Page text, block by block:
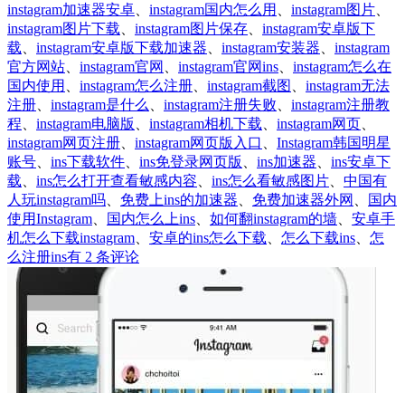
instagram加速器安卓、 instagram国内怎么用 、 instagram图片、
instagram图片下载、 instagram图片保存、 instagram安卓版下
载、 instagram安卓版下载加速器、 instagram安装器、 instagram
官方网站、 instagram官网 、 instagram官网ins、 instagram怎么在
国内使用 、 instagram怎么注册、 instagram截图 、 instagram无法
注册、 instagram是什么、 instagram注册失败、 instagram注册教
程、 instagram电脑版 、 instagram相机下载、 instagram网页 、
instagram网页注册、 instagram网页版入口 、 Instagram韩国明星
账号、 ins下载软件、 ins免登录网页版 、 ins加速器、 ins安卓下
载、 ins怎么打开查看敏感内容、 ins怎么看敏感图片、 中国有
人玩instagram吗、 免费上ins的加速器、 免费加速器外网 、
国内
使用Instagram、 国内怎么上ins、 如何翻instagram的墙、 安卓手
机怎么下载instagram、 安卓的ins怎么下载、 怎么下载ins、 怎
么注册ins国
内
怎
么
上
Instagram?
ins
用
有 2 条评论